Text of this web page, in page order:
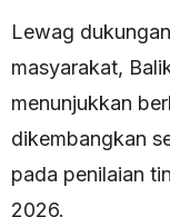
Lewag
masyarakat,
menunjukkan
dikembangkan
pada penilaian
2026.